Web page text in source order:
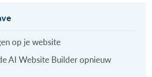
op je website
AI Website Builder opnieuw